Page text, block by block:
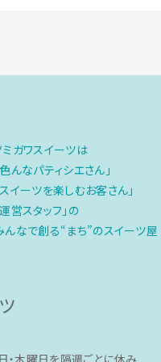
ミガワスイーツは
色んなパティシエさん」
スイーツを楽しむお客さん」
運営スタッフ」の
んなで創る“まち”のスイーツ屋
・木曜日を隔週ごとに休み